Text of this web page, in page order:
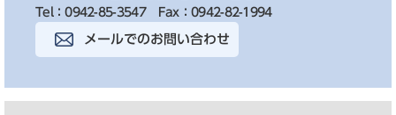
Tel：0942-85-3547
Fax：0942-82-1994
メールでのお問い合わせ